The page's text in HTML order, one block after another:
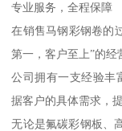
专业服务，全程保障
在销售马钢彩钢卷的
第一，客户至上”的经
公司拥有一支经验丰
据客户的具体需求，
无论是氟碳彩钢板、